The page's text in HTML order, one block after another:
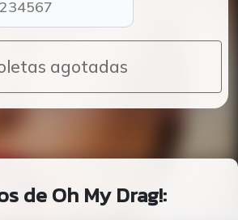
agotadas
de Oh My Drag!: